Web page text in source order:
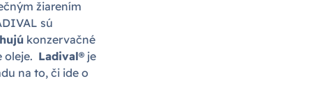
žiarením
sú
konzervačné
oleje. Ladival® je
na to, či ide o